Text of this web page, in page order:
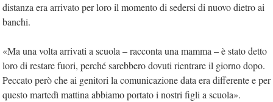
distanza era arrivato per loro il momento di sedersi di nuovo dietro ai
banchi.
«Ma una volta arrivati a scuola – racconta una mamma – è stato detto
loro di restare fuori, perché sarebbero dovuti rientrare il giorno dopo.
Peccato però che ai genitori la comunicazione data era differente e per
questo martedì mattina abbiamo portato i nostri figli a scuola».